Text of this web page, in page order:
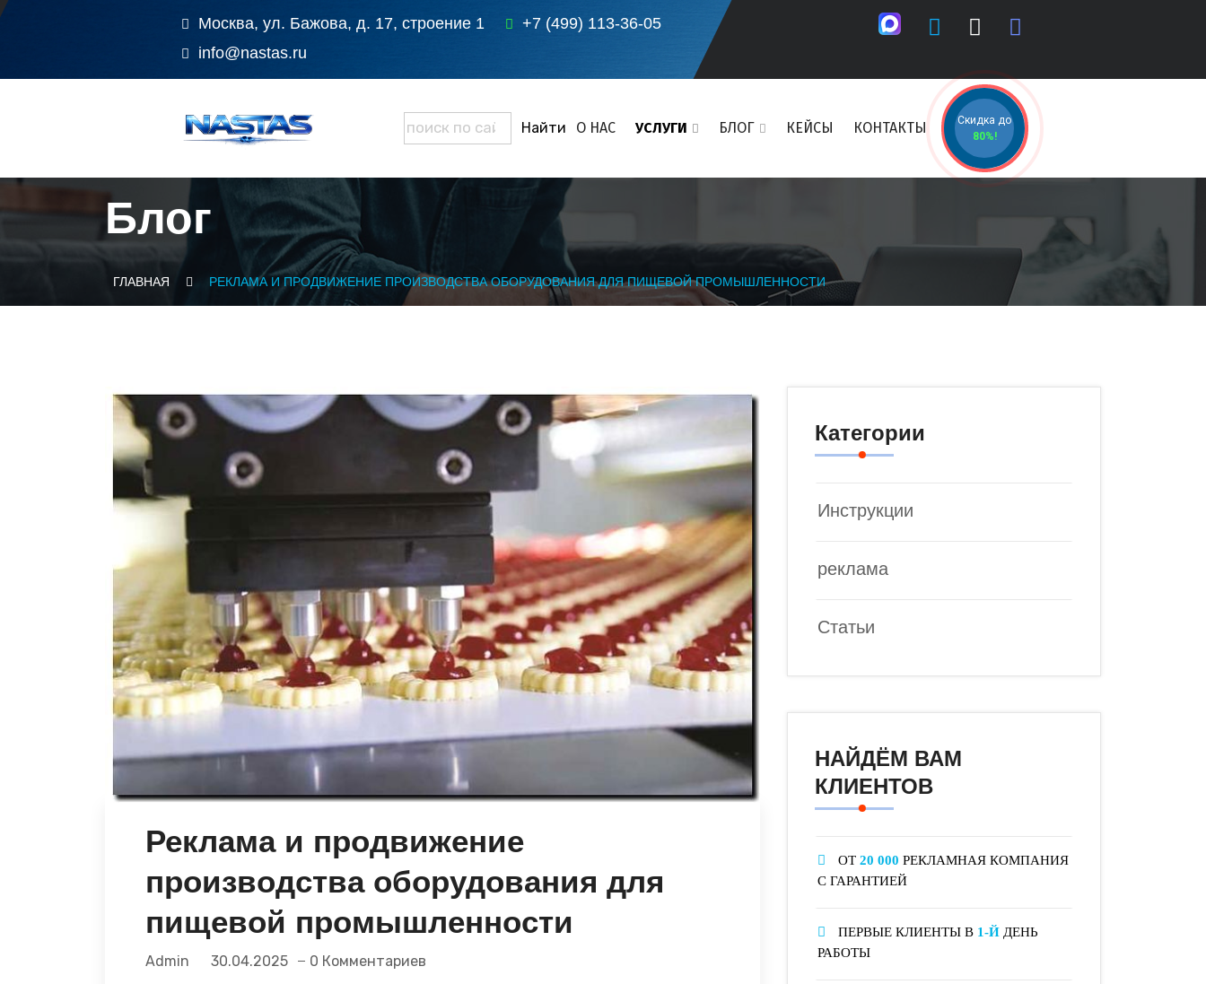
Москва, ул. Бажова, д. 17, строение 1
+7 (499) 113-36-05
info@nastas.ru
О НАС УСЛУГИ БЛОГ КЕЙСЫ КОНТАКТЫ
Скидка до
80%!
Блог
ГЛАВНАЯ РЕКЛАМА И ПРОДВИЖЕНИЕ ПРОИЗВОДСТВА ОБОРУДОВАНИЯ ДЛЯ ПИЩЕВОЙ ПРОМЫШЛЕННОСТИ
Реклама и продвижение
производства оборудования для
пищевой промышленности
Admin 30.04.2025 0 Комментариев
Категории
Инструкции
реклама
Статьи
НАЙДЁМ ВАМ
КЛИЕНТОВ
ОТ 20 000 РЕКЛАМНАЯ КОМПАНИЯ
С ГАРАНТИЕЙ
ПЕРВЫЕ КЛИЕНТЫ В 1-Й ДЕНЬ
РАБОТЫ